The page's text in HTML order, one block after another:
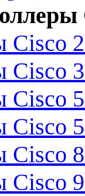
Cisco
Cisco
Cisco
Cisco
Cisco
Cisco